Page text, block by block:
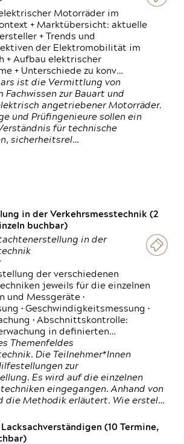
Motorräder im
+ Marktübersicht: aktuelle
+ Trends und
der Elektromobilität im
+ Aufbau elektrischer
+ Unterschiede zu konv…
ist die Vermittlung von
Fachwissen zur Bauart und
angetriebener Motorräder.
und Prüfingenieure sollen ein
für technische
sicherheitsrel…
in der Verkehrsmesstechnik (2
buchbar)
in der
der verschiedenen
jeweils für die einzelnen
und Messgeräte •
• Geschwindigkeitsmessung •
• Abschnittskontrolle:
in definierten…
Themenfeldes
Die Teilnehmer*Innen
zur
Es wird auf die einzelnen
eingegangen. Anhand von
die Methodik erläutert. Wie erstel…
(10 Termine,